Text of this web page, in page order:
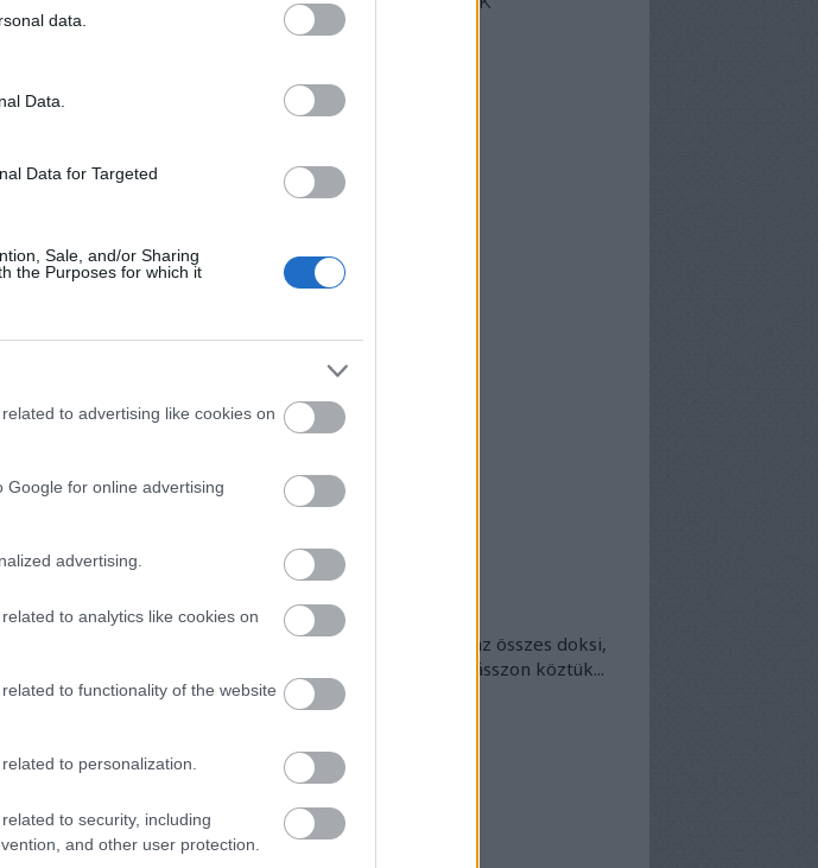
data.
Data.
Data for Targeted
Sale, and/or Sharing
the Purposes for which it
to advertising like cookies on
Google for online advertising
advertising.
to analytics like cookies on
to functionality of the website
to personalization.
to security, including
and other user protection.
Szerzőink
BBP
Demeter Tamás
Devosa Gábor
Fedrid Gábor
Hunvald György
Hunwald György
Kispál Tibor
Németh Gábor
Payns
Dokumentumtár
Dokumentumok
Itt egyben található meg az összes doksi,
akinek van kedve - bogarásszon köztük...
2025 szeptember
2025 április
2025 március
2025 február